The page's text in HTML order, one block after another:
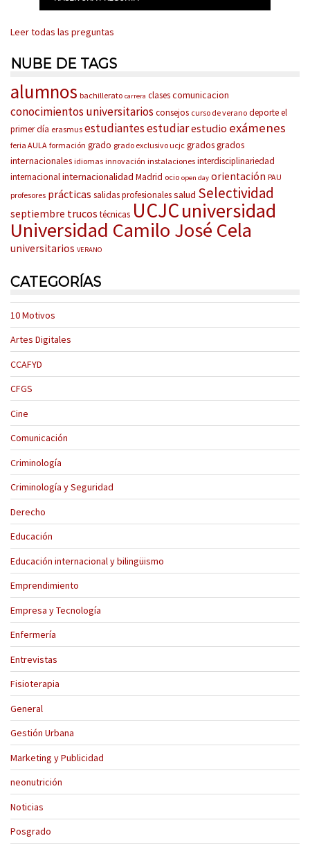
Leer todas las preguntas
NUBE DE TAGS
alumnos bachillerato carrera clasescomunicacion
conocimientos universitariosconsejos curso de verano deporteel
primer día erasmus estudiantesestudiarestudio exámenes
feria AULA formación grado grado exclusivo ucjc gradosgrados
internacionales idiomas innovación instalaciones interdisciplinariedad
internacionalinternacionalidad Madrid ocio open day orientación PAU
profesores prácticas salidas profesionalessalud Selectividad
septiembre trucos técnicas UCJCuniversidad
Universidad Camilo José Cela
universitarios VERANO
CATEGORÍAS
10 Motivos
Artes Digitales
CCAFYD
CFGS
Cine
Comunicación
Criminología
Criminología y Seguridad
Derecho
Educación
Educación internacional y bilingüismo
Emprendimiento
Empresa y Tecnología
Enfermería
Entrevistas
Fisioterapia
General
Gestión Urbana
Marketing y Publicidad
neonutrición
Noticias
Posgrado